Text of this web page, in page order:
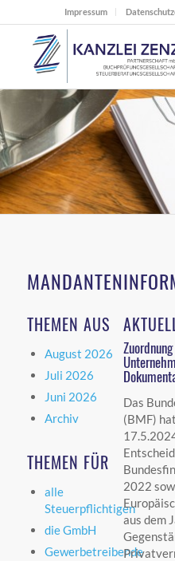
Impressum
THEMEN AUS
August 2026
Juli 2026
Juni 2026
Archiv
THEMEN FÜR
alle
Steuerpflichtigen
die GmbH
Gewerbetreibende
Das
(BMF)
2022
aus dem